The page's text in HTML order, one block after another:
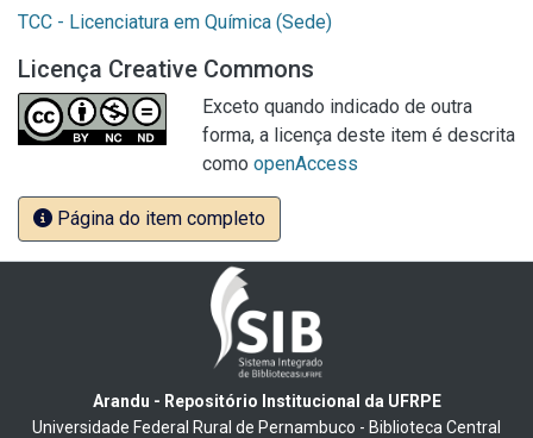
TCC - Licenciatura em Química (Sede)
Licença Creative Commons
Exceto quando indicado de outra
forma, a licença deste item é descrita
como openAccess
Página do item completo
Arandu - Repositório Institucional da UFRPE
Universidade Federal Rural de Pernambuco - Biblioteca Central